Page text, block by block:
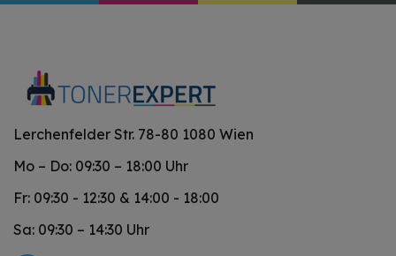
Lerchenfelder Str. 78-80 1080 Wien
Mo – Do: 09:30 – 18:00 Uhr
Fr: 09:30 - 12:30 & 14:00 - 18:00
Sa: 09:30 – 14:30 Uhr